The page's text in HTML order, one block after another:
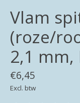
Vlam
(roze/
2,1 mm,
€6,45
Excl. btw